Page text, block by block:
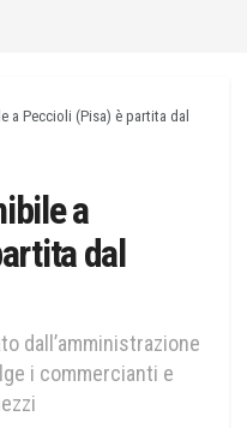
a Peccioli (Pisa) è partita dal
a
dal
dall’amministrazione
i commercianti e